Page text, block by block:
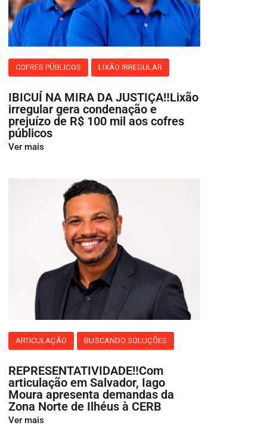
COFRES PÚBLICOS LIXÃO IRREGULAR
IBICUÍ NA MIRA DA JUSTIÇA‼️Lixão
irregular gera condenação e
prejuízo de R$ 100 mil aos cofres
públicos
Ver mais
ARTICULAÇÃO BUSCANDO SOLUÇÕES
REPRESENTATIVIDADE‼️Com
articulação em Salvador, Iago
Moura apresenta demandas da
Zona Norte de Ilhéus à CERB
Ver mais